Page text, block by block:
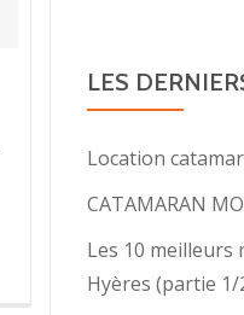
LES
Location
CATAMARAN
Les 10 meilleurs
Hyères (partie 1/